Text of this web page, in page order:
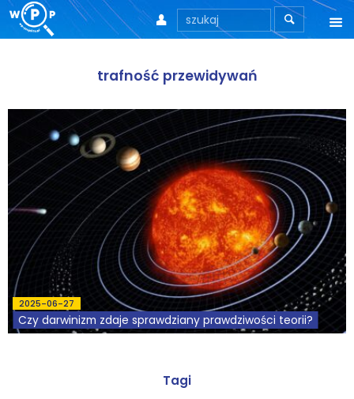

Aktualności
Teksty
Wprowadzenie
Artykuły
Krytyka teorii ID
Wybór tekstów
 
trafność przewidywań
2025-06-27
Czy darwinizm zdaje sprawdziany prawdziwości teorii?
Tagi